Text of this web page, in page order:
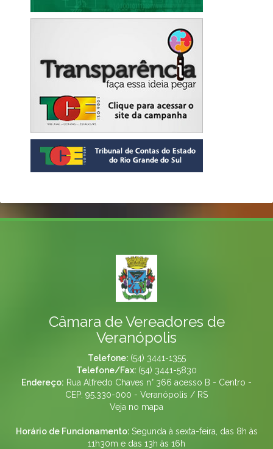
Câmara de Vereadores de
Veranópolis
Telefone: (54) 3441-1355
Telefone/Fax: (54) 3441-5830
Endereço: Rua Alfredo Chaves n° 366 acesso B - Centro -
CEP: 95.330-000 - Veranópolis / RS
Veja no mapa
Horário de Funcionamento: Segunda à sexta-feira, das 8h às
11h30m e das 13h às 16h